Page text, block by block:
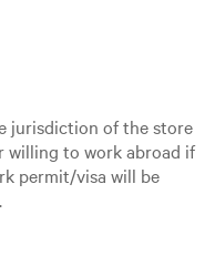
jurisdiction of the store
willing to work abroad if
permit/visa will be